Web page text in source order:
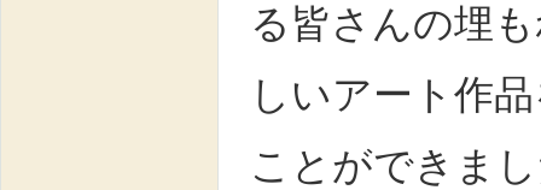
る皆さんの埋
しいアート作
ことができま